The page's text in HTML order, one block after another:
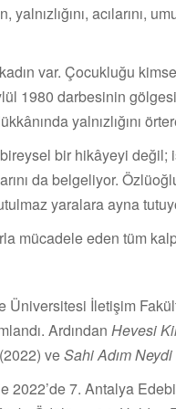
acılarını,
var. Çocukluğu
1980 darbesinin
yalnızlığını
bir hikâyeyi değil;
da belgeliyor.
yaralara ayna
mücadele eden tüm
Üniversitesi İletişim
Ardından Hevesi
veSahi Adım Neydi
2022’de 7. Antalya